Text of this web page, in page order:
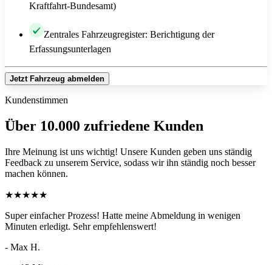
Kraftfahrt-Bundesamt)
Zentrales Fahrzeugregister: Berichtigung der
Erfassungsunterlagen
Jetzt Fahrzeug abmelden
Kundenstimmen
Über 10.000 zufriedene Kunden
Ihre Meinung ist uns wichtig! Unsere Kunden geben uns ständig
Feedback zu unserem Service, sodass wir ihn ständig noch besser
machen können.
★★★★★
Super einfacher Prozess! Hatte meine Abmeldung in wenigen
Minuten erledigt. Sehr empfehlenswert!
- Max H.